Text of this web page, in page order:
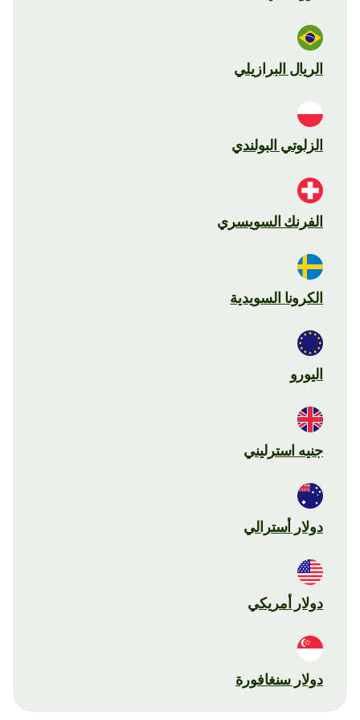
الريال البرازيلي
الزلوتي البولندي
الفرنك السويسري
الكرونا السويدية
اليورو
جنيه استرليني
دولار أسترالي
دولار أمريكي
دولار سنغافورة